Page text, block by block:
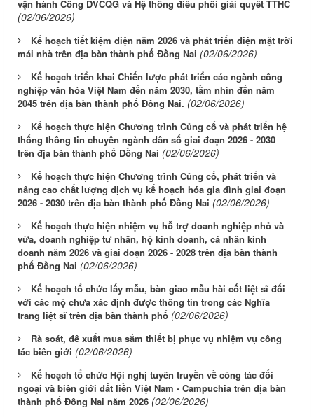
vận hành Cổng DVCQG và Hệ thống điều phối giải quyết TTHC
(02/06/2026)
Kế hoạch tiết kiệm điện năm 2026 và phát triển điện mặt trời
mái nhà trên địa bàn thành phố Đồng Nai (02/06/2026)
Kế hoạch triển khai Chiến lược phát triển các ngành công
nghiệp văn hóa Việt Nam đến năm 2030, tầm nhìn đến năm
2045 trên địa bàn thành phố Đồng Nai. (02/06/2026)
Kế hoạch thực hiện Chương trình Củng cố và phát triển hệ
thống thông tin chuyên ngành dân số giai đoạn 2026 - 2030
trên địa bàn thành phố Đồng Nai (02/06/2026)
Kế hoạch thực hiện Chương trình Củng cố, phát triển và
nâng cao chất lượng dịch vụ kế hoạch hóa gia đình giai đoạn
2026 - 2030 trên địa bàn thành phố Đồng Nai (02/06/2026)
Kế hoạch thực hiện nhiệm vụ hỗ trợ doanh nghiệp nhỏ và
vừa, doanh nghiệp tư nhân, hộ kinh doanh, cá nhân kinh
doanh năm 2026 và giai đoạn 2026 - 2028 trên địa bàn thành
phố Đồng Nai (02/06/2026)
Kế hoạch tổ chức lấy mẫu, bàn giao mẫu hài cốt liệt sĩ đối
với các mộ chưa xác định được thông tin trong các Nghĩa
trang liệt sĩ trên địa bàn thành phố (02/06/2026)
Rà soát, đề xuất mua sắm thiết bị phục vụ nhiệm vụ công
tác biên giới (02/06/2026)
Kế hoạch tổ chức Hội nghị tuyên truyền về công tác đối
ngoại và biên giới đất liền Việt Nam - Campuchia trên địa bàn
thành phố Đồng Nai năm 2026 (02/06/2026)